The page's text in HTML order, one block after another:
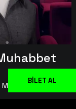
Merkezi
BİLET AL